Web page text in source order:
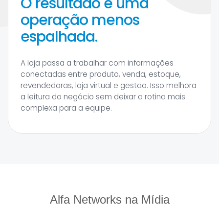
operação menos
espalhada.
A loja passa a trabalhar com informações
conectadas entre produto, venda, estoque,
revendedoras, loja virtual e gestão. Isso melhora
a leitura do negócio sem deixar a rotina mais
complexa para a equipe.
Alfa Networks na Mídia